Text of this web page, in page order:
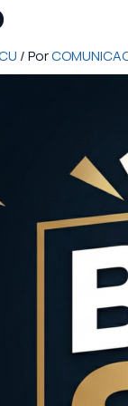
/ Por